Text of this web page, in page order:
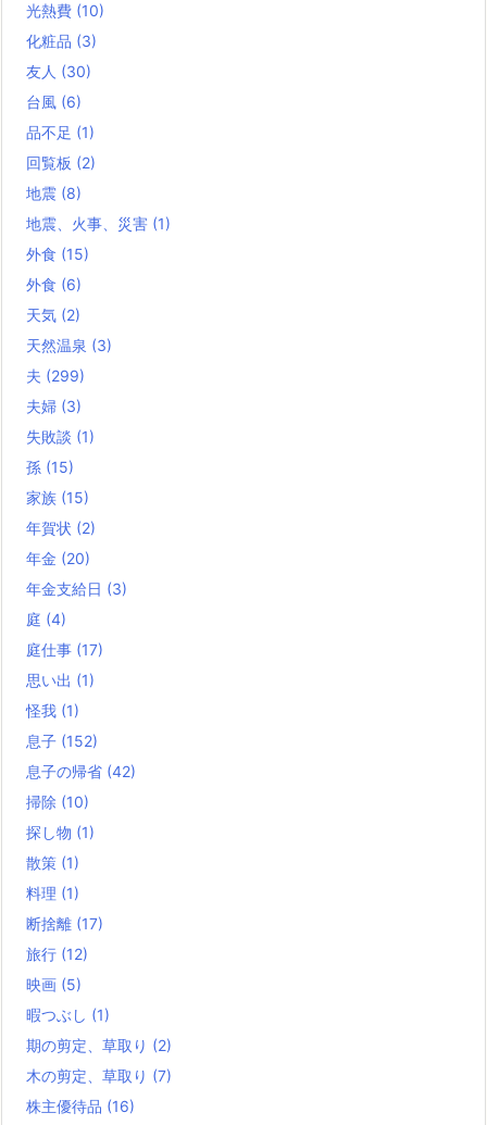
光熱費 (10)
化粧品 (3)
友人 (30)
台風 (6)
品不足 (1)
回覧板 (2)
地震 (8)
地震、火事、災害 (1)
外食 (15)
外食 (6)
天気 (2)
天然温泉 (3)
夫 (299)
夫婦 (3)
失敗談 (1)
孫 (15)
家族 (15)
年賀状 (2)
年金 (20)
年金支給日 (3)
庭 (4)
庭仕事 (17)
思い出 (1)
怪我 (1)
息子 (152)
息子の帰省 (42)
掃除 (10)
探し物 (1)
散策 (1)
料理 (1)
断捨離 (17)
旅行 (12)
映画 (5)
暇つぶし (1)
期の剪定、草取り (2)
木の剪定、草取り (7)
株主優待品 (16)